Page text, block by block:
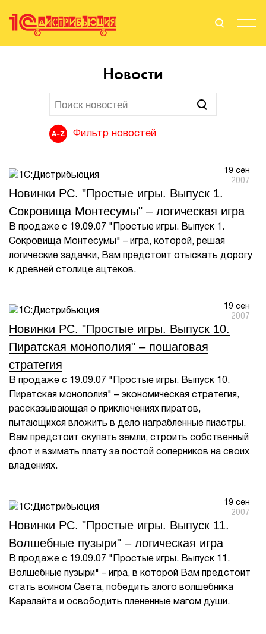
Стать Партнером
Вендоры
Партнерам
События
Сервисы для партнеров
Новости
Фильтр новостей
19 сен
2007
Новинки PC. "Простые игры. Выпуск 1.
Сокровища Монтесумы" – логическая игра
В продаже с 19.09.07 "Простые игры. Выпуск 1.
Сокровища Монтесумы" – игра, которой, решая
логические задачки, Вам предстоит отыскать дорогу
к древней столице ацтеков.
19 сен
2007
Новинки PC. "Простые игры. Выпуск 10.
Пиратская монополия" – пошаговая
стратегия
В продаже с 19.09.07 "Простые игры. Выпуск 10.
Пиратская монополия" – экономическая стратегия,
рассказывающая о приключениях пиратов,
пытающихся вложить в дело награбленные пиастры.
Вам предстоит скупать земли, строить собственный
флот и взимать плату за постой соперников на своих
владениях.
19 сен
2007
Новинки PC. "Простые игры. Выпуск 11.
Волшебные пузыри" – логическая игра
В продаже с 19.09.07 "Простые игры. Выпуск 11.
Волшебные пузыри" – игра, в которой Вам предстоит
стать воином Света, победить злого волшебника
Каралайта и освободить плененные магом души.